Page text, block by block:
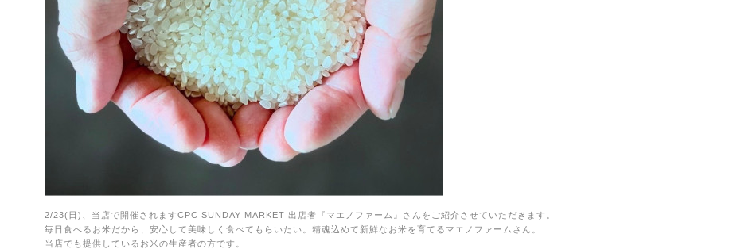
2/23( 日 ) 、当店で開催されますCPC SUNDAY MARKET 出店者『マエノファーム』さんをご紹介させていただきます。
毎日食べるお米だから、安心して美味しく食べてもらいたい。精魂込めて新鮮なお米を育てるマエノファームさん。
当店でも提供しているお米の生産者の方です。